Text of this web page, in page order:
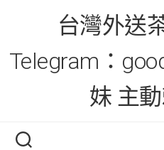
台灣外送
Telegram：
妹 主動